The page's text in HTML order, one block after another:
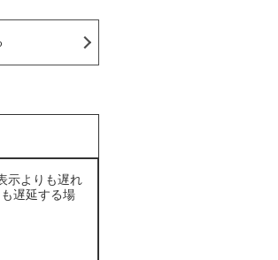
示よりも遅れ
遅延する場